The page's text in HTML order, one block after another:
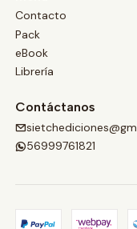
Contacto
Pack
eBook
Librería
Contáctanos
56999761821